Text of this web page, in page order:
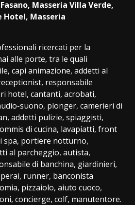
Masseria Villa Verde,
Hotel, Masseria
ricercati per la
alle porte, tra le quali
capi animazione, addetti al
responsabile
hotel, cantanti, acrobati,
suono, plonger, camerieri di
addetti pulizie, spiaggisti,
di cucina, lavapiatti, front
spa, portiere notturno,
al parcheggio, autista,
di banchina, giardinieri,
runner, banconista
pizzaiolo, aiuto cuoco,
concierge, colf, manutentore.